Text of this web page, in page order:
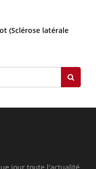
(Sclérose latérale